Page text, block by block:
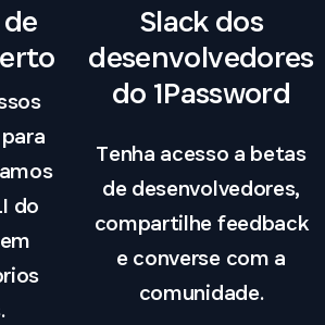
do
Slack dos
desenvolvedores
do 1Password
Tenha acesso a betas
de desenvolvedores,
compartilhe feedback
e converse com a
comunidade.